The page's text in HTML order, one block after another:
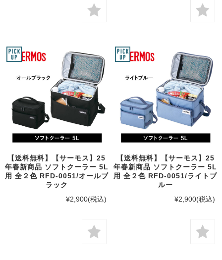
【送料無料】【サーモス】25
年春新商品 ソフトクーラー 5L
用 全２色 RFD-0051/オールブ
ラック
¥2,900(税込)
【送料無料】【サーモス】25
年春新商品 ソフトクーラー 5L
用 全２色 RFD-0051/ライトブ
ルー
¥2,900(税込)